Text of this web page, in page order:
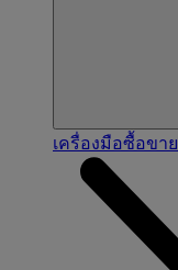
เครื่องมือซื้อขาย